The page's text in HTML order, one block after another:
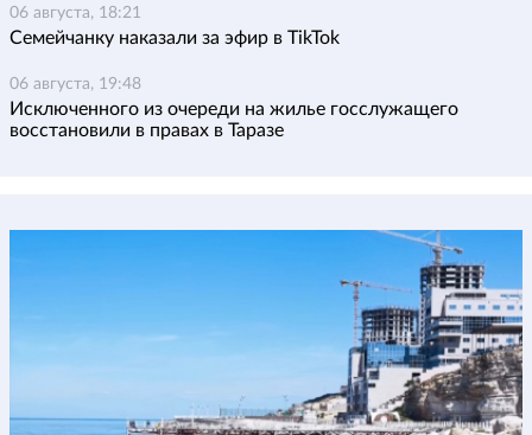
06 августа, 18:21
Семейчанку наказали за эфир в TikTok
06 августа, 19:48
Исключенного из очереди на жилье госслужащего
восстановили в правах в Таразе